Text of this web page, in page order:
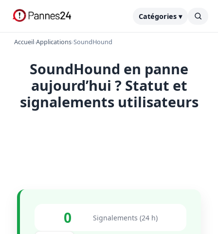
Catégories ▾
Accueil›Applications›SoundHound
SoundHound en panne
aujourd’hui ? Statut et
signalements utilisateurs
0 Signalements (24 h)